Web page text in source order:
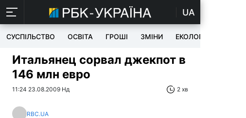
UA
СУСПІЛЬСТВО ОСВІТА ГРОШІ ЗМІНИ ЕКОЛОГІЯ
Итальянец сорвал джекпот в
146 млн евро
11:24 23.08.2009 Нд 2 хв
RBC.UA